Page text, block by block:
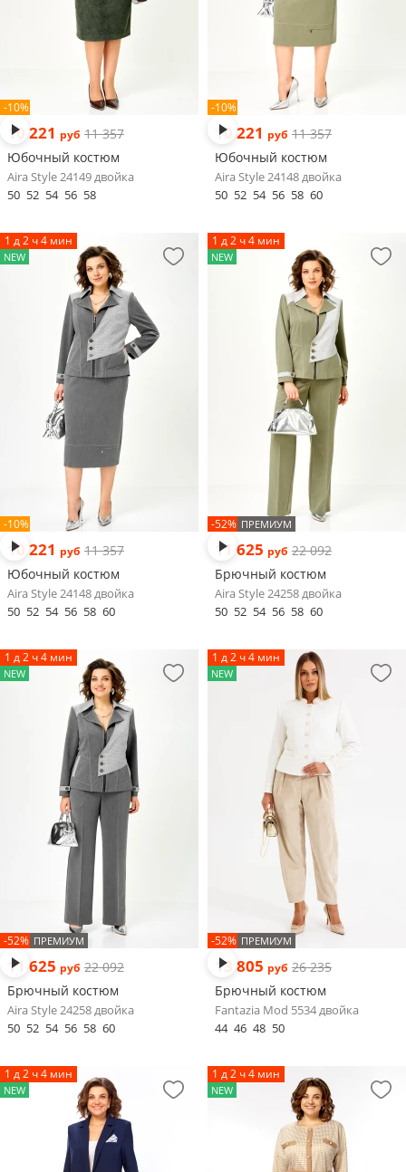
-10%
10 221 руб 11 357
Юбочный костюм
Aira Style 24149 двойка
50 52 54 56 58
-10%
10 221 руб 11 357
Юбочный костюм
Aira Style 24148 двойка
50 52 54 56 58 60
1 д 2 ч 4 мин
NEW
-10%
10 221 руб 11 357
Юбочный костюм
Aira Style 24148 двойка
50 52 54 56 58 60
1 д 2 ч 4 мин
NEW
-52% ПРЕМИУМ
11 625 руб 22 092
Брючный костюм
Aira Style 24258 двойка
50 52 54 56 58 60
1 д 2 ч 4 мин
NEW
-52% ПРЕМИУМ
11 625 руб 22 092
Брючный костюм
Aira Style 24258 двойка
50 52 54 56 58 60
1 д 2 ч 4 мин
NEW
-52% ПРЕМИУМ
13 805 руб 26 235
Брючный костюм
Fantazia Mod 5534 двойка
44 46 48 50
1 д 2 ч 4 мин
NEW
1 д 2 ч 4 мин
NEW